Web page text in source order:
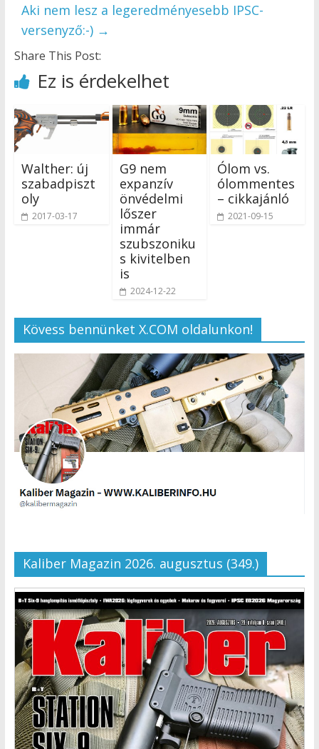
Aki nem lesz a legeredményesebb IPSC-
versenyző:-) →
Share This Post:
Ez is érdekelhet
Walther: új
szabadpiszt
oly
2017-03-17
G9 nem
expanzív
önvédelmi
lőszer
immár
szubszoniku
s kivitelben
is
2024-12-22
Ólom vs.
ólommentes
– cikkajánló
2021-09-15
Kövess bennünket X.COM oldalunkon!
Kaliber Magazin 2026. augusztus (349.)